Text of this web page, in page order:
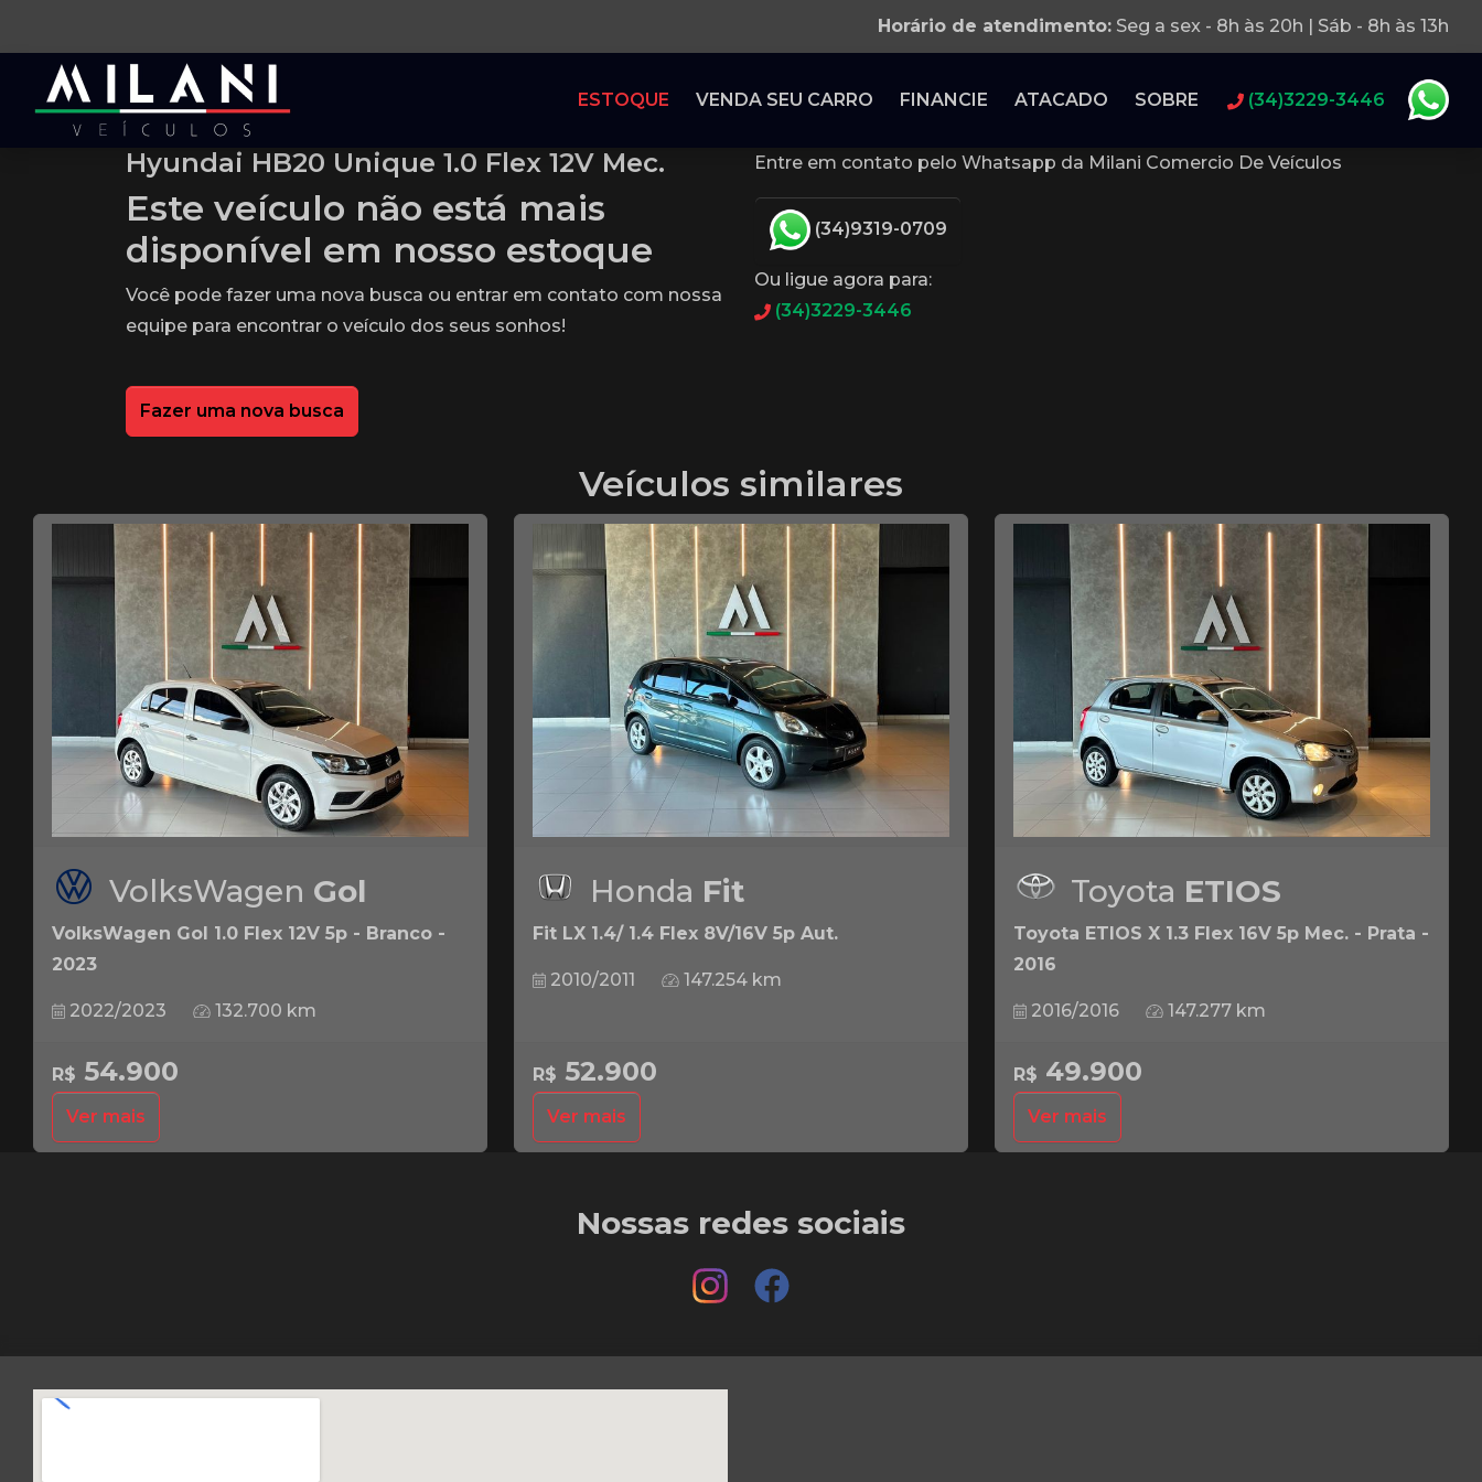
Horário de atendimento: Seg a sex - 8h às 20h | Sáb - 8h às 13h
ESTOQUE VENDA SEU CARRO FINANCIE ATACADO SOBRE (34)3229-3446
Hyundai HB20 Unique 1.0 Flex 12V Mec.
Este veículo não está mais
disponível em nosso estoque
Você pode fazer uma nova busca ou entrar em contato com nossa
equipe para encontrar o veículo dos seus sonhos!
Fazer uma nova busca
Entre em contato pelo Whatsapp da Milani Comercio De Veículos
(34)9319-0709
Ou ligue agora para:
(34)3229-3446
Veículos similares
VolksWagen Gol
VolksWagen Gol 1.0 Flex 12V 5p - Branco -
2023
2022/2023 132.700 km
R$ 54.900
Ver mais
Honda Fit
Fit LX 1.4/ 1.4 Flex 8V/16V 5p Aut.
2010/2011 147.254 km
R$ 52.900
Ver mais
Toyota ETIOS
Toyota ETIOS X 1.3 Flex 16V 5p Mec. - Prata -
2016
2016/2016 147.277 km
R$ 49.900
Ver mais
Nossas redes sociais